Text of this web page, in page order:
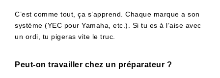
C’est comme tout, ça s’apprend. Chaque marque a son
système (YEC pour Yamaha, etc.). Si tu es à l’aise avec
un ordi, tu pigeras vite le truc.
Peut-on travailler chez un préparateur ?